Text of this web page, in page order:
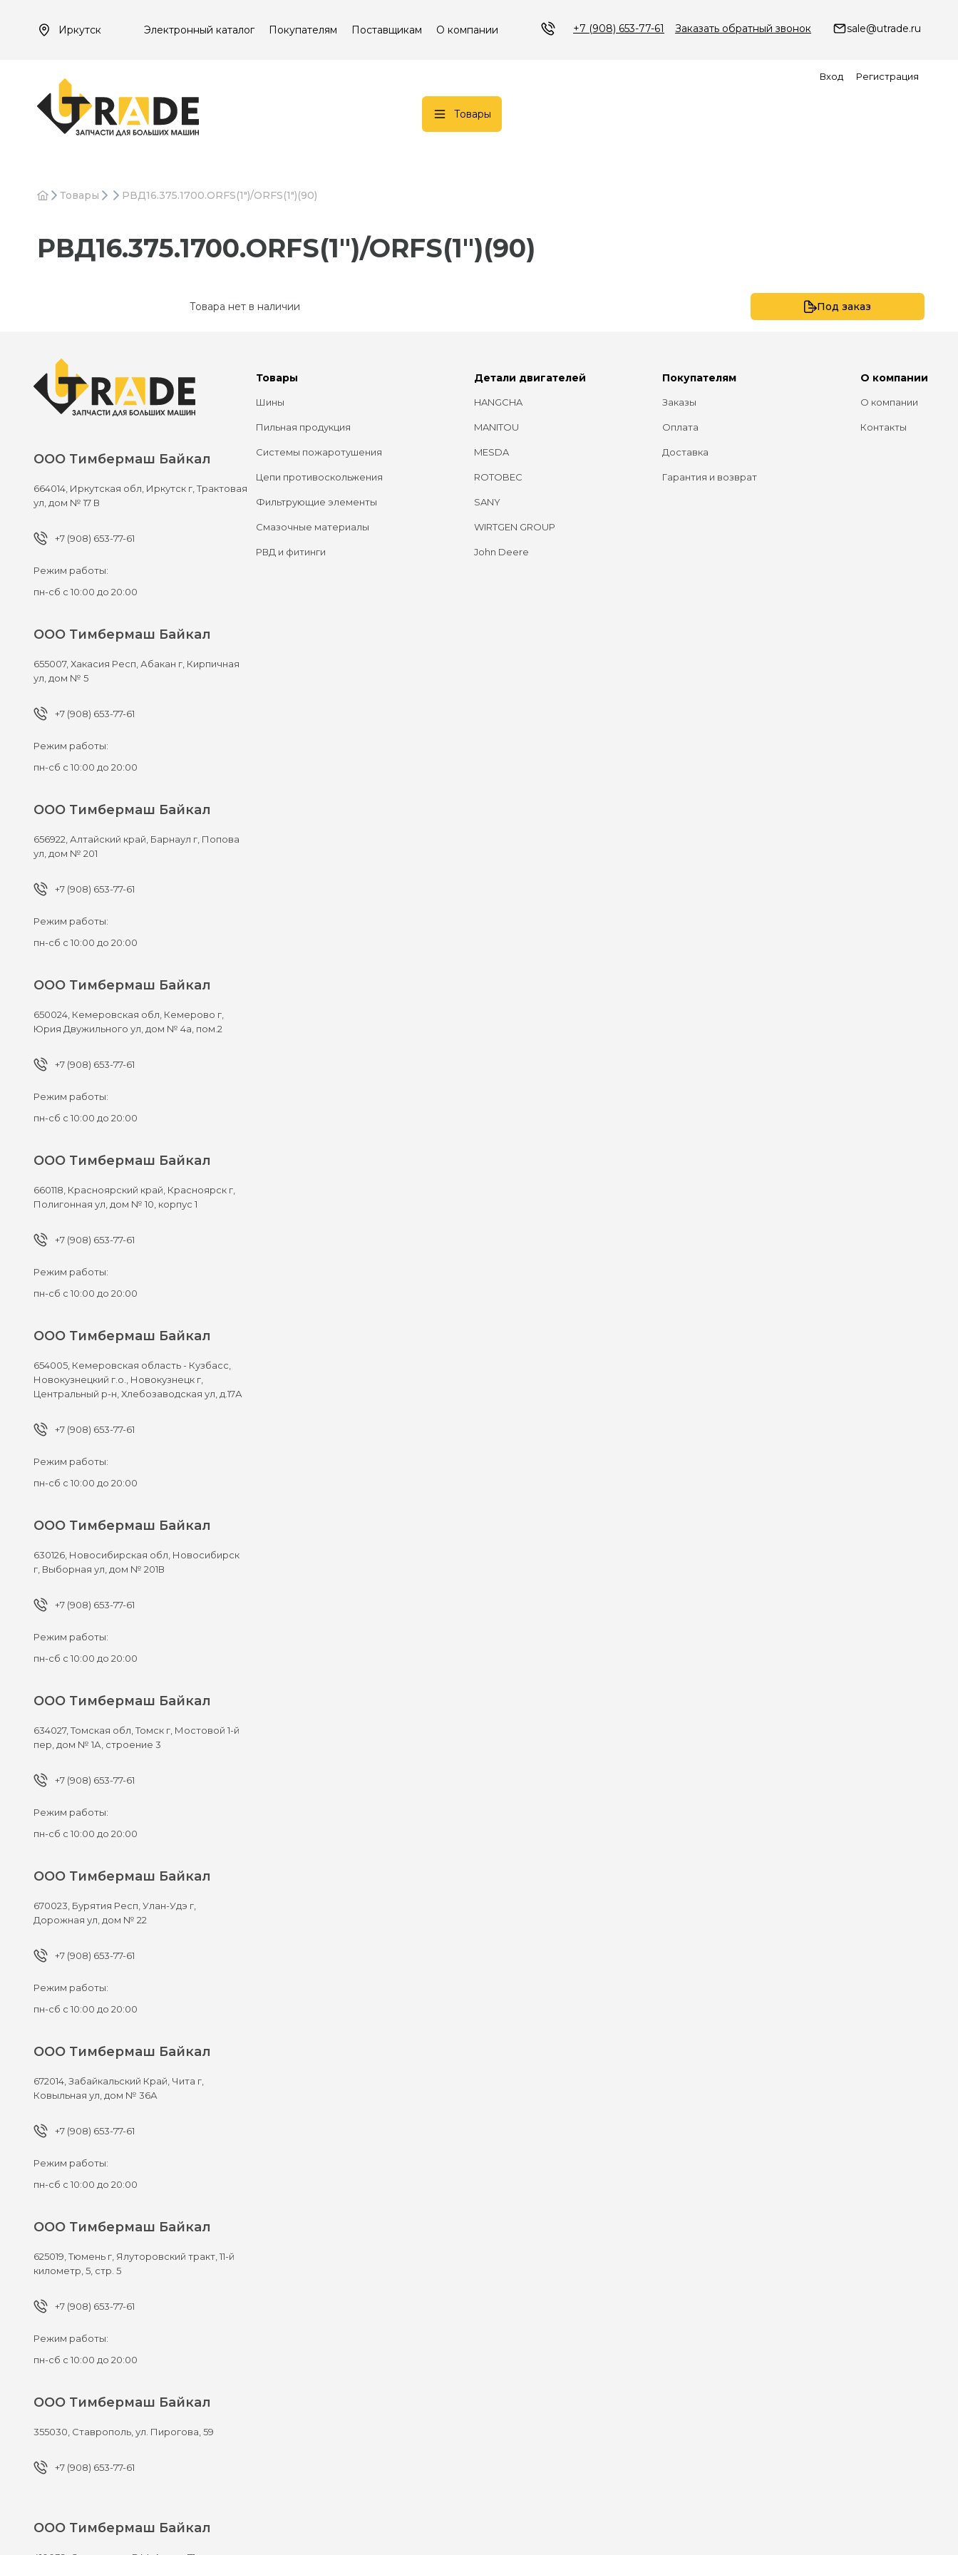
Иркутск Электронный каталог Покупателям Поставщикам О компании +7 (908) 653-77-61 Заказать обратный звонок sale@utrade.ru
Вход Регистрация
Товары
Товары РВД16.375.1700.ORFS(1")/ORFS(1")(90)
РВД16.375.1700.ORFS(1")/ORFS(1")(90)
Товара нет в наличии Под заказ
ООО Тимбермаш Байкал
664014, Иркутская обл, Иркутск г,Трактовая
ул, дом № 17 В
+7 (908) 653-77-61
Режим работы:
пн-сб с 10:00 до 20:00
ООО Тимбермаш Байкал
655007,Хакасия Респ, Абакан г, Кирпичная
ул, дом № 5
+7 (908) 653-77-61
Режим работы:
пн-сб с 10:00 до 20:00
ООО Тимбермаш Байкал
656922, Алтайский край, Барнаул г, Попова
ул, дом № 201
+7 (908) 653-77-61
Режим работы:
пн-сб с 10:00 до 20:00
ООО Тимбермаш Байкал
650024, Кемеровская обл, Кемерово г,
Юрия Двужильного ул, дом № 4а, пом.2
+7 (908) 653-77-61
Режим работы:
пн-сб с 10:00 до 20:00
ООО Тимбермаш Байкал
660118, Красноярский край, Красноярск г,
Полигонная ул, дом № 10, корпус 1
+7 (908) 653-77-61
Режим работы:
пн-сб с 10:00 до 20:00
ООО Тимбермаш Байкал
654005, Кемеровская область - Кузбасс,
Новокузнецкий г.о., Новокузнецк г,
Центральный р-н, Хлебозаводская ул, д.17А
+7 (908) 653-77-61
Режим работы:
пн-сб с 10:00 до 20:00
ООО Тимбермаш Байкал
630126, Новосибирская обл, Новосибирск
г, Выборная ул, дом № 201В
+7 (908) 653-77-61
Режим работы:
пн-сб с 10:00 до 20:00
ООО Тимбермаш Байкал
634027,Томская обл, Томск г, Мостовой 1-й
пер, дом № 1А, строение 3
+7 (908) 653-77-61
Режим работы:
пн-сб с 10:00 до 20:00
ООО Тимбермаш Байкал
670023, Бурятия Респ, Улан-Удэ г,
Дорожная ул, дом № 22
+7 (908) 653-77-61
Режим работы:
пн-сб с 10:00 до 20:00
ООО Тимбермаш Байкал
672014,Забайкальский Край, Чита г,
Ковыльная ул, дом № 36А
+7 (908) 653-77-61
Режим работы:
пн-сб с 10:00 до 20:00
ООО Тимбермаш Байкал
625019,Тюмень г, Ялуторовский тракт, 11-й
километр, 5, стр. 5
+7 (908) 653-77-61
Режим работы:
пн-сб с 10:00 до 20:00
ООО Тимбермаш Байкал
355030, Ставрополь,ул. Пирогова, 59
+7 (908) 653-77-61
ООО Тимбермаш Байкал
Товары
Шины
Пильная продукция
Системы пожаротушения
Цепи противоскольжения
Фильтрующие элементы
Смазочные материалы
РВД и фитинги
Детали двигателей
HANGCHA
MANITOU
MESDA
ROTOBEC
SANY
WIRTGEN GROUP
John Deere
Покупателям
Заказы
Оплата
Доставка
Гарантия и возврат
О компании
О компании
Контакты